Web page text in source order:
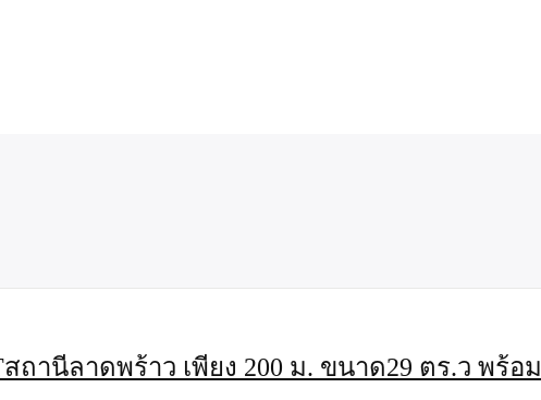
านีลาดพร้าว เพียง 200 ม. ขนาด29 ตร.ว พร้อม